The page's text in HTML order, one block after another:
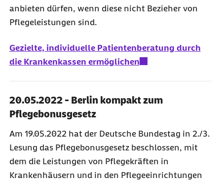
anbieten dürfen, wenn diese nicht Bezieher von
Pflegeleistungen sind.
Gezielte, individuelle Patientenberatung durch
die Krankenkassen ermöglichen
20.05.2022 - Berlin kompakt zum
Pflegebonusgesetz
Am 19.05.2022 hat der Deutsche Bundestag in 2./3.
Lesung das Pflegebonusgesetz beschlossen, mit
dem die Leistungen von Pflegekräften in
Krankenhäusern und in den Pflegeeinrichtungen